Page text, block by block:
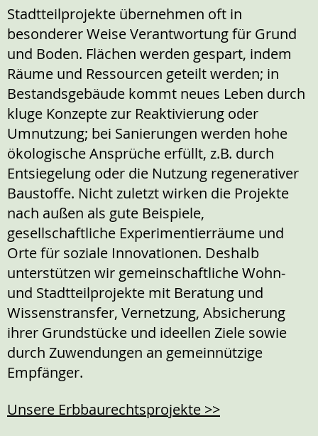
Stadtteilprojekte übernehmen oft in
besonderer Weise Verantwortung für Grund
und Boden. Flächen werden gespart, indem
Räume und Ressourcen geteilt werden; in
Bestandsgebäude kommt neues Leben durch
kluge Konzepte zur Reaktivierung oder
Umnutzung; bei Sanierungen werden hohe
ökologische Ansprüche erfüllt, z.B. durch
Entsiegelung oder die Nutzung regenerativer
Baustoffe. Nicht zuletzt wirken die Projekte
nach außen als gute Beispiele,
gesellschaftliche Experimentierräume und
Orte für soziale Innovationen. Deshalb
unterstützen wir gemeinschaftliche Wohn-
und Stadtteilprojekte mit Beratung und
Wissenstransfer, Vernetzung, Absicherung
ihrer Grundstücke und ideellen Ziele sowie
durch Zuwendungen an gemeinnützige
Empfänger.
Unsere Erbbaurechtsprojekte >>